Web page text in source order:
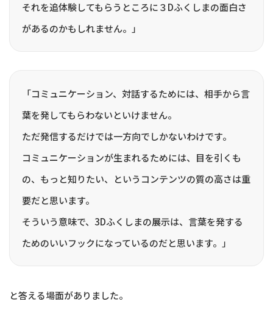
それを追体験してもらうところに３Dふくしまの面白さ
があるのかもしれません。」
「コミュニケーション、対話するためには、相手から言
葉を発してもらわないといけません。
ただ発信するだけでは一方向でしかないわけです。
コミュニケーションが生まれるためには、目を引くも
の、もっと知りたい、というコンテンツの質の高さは重
要だと思います。
そういう意味で、3Dふくしまの展示は、言葉を発する
ためのいいフックになっているのだと思います。」
と答える場面がありました。